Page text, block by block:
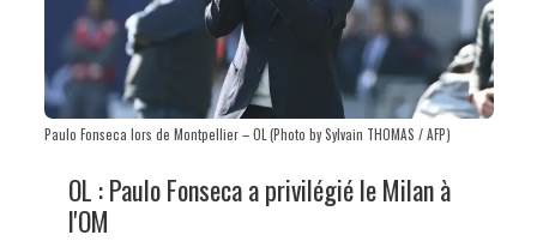
Paulo Fonseca lors de Montpellier – OL (Photo by Sylvain THOMAS / AFP)
OL : Paulo Fonseca a privilégié le Milan à
l'OM